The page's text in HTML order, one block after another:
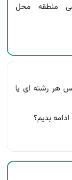
منطقه محل
هر رشته ای یا
بدیم؟